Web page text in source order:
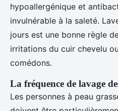
hypoallergénique et
invulnérable à la saleté.
jours est une bonne règle
irritations du cuir chevelu
comédons.
La fréquence de lavage
Les personnes à peau